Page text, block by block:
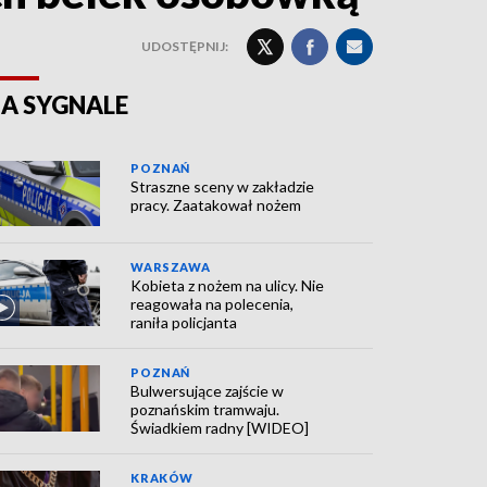
UDOSTĘPNIJ:
SYGNALE
POZNAŃ
Straszne sceny w zakładzie
pracy. Zaatakował nożem
WARSZAWA
Kobieta z nożem na ulicy. Nie
reagowała na polecenia,
raniła policjanta
POZNAŃ
Bulwersujące zajście w
poznańskim tramwaju.
Świadkiem radny [WIDEO]
KRAKÓW